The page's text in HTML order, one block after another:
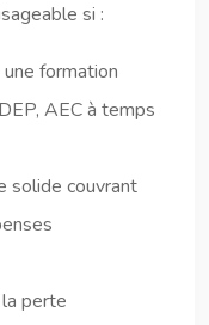
si :
formation
AEC à temps
solide couvrant
perte